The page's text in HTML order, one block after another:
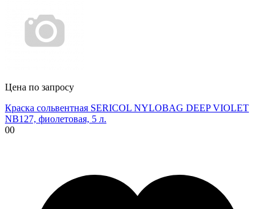
Цена по запросу
Краска сольвентная SERICOL NYLOBAG DEEP VIOLET
NB127, фиолетовая, 5 л.
00